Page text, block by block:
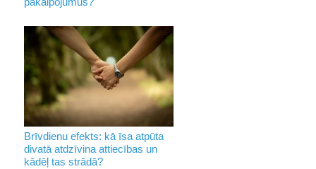
Brīvdienu efekts: kā īsa atpūta
divatā atdzīvina attiecības un
kādēļ tas strādā?